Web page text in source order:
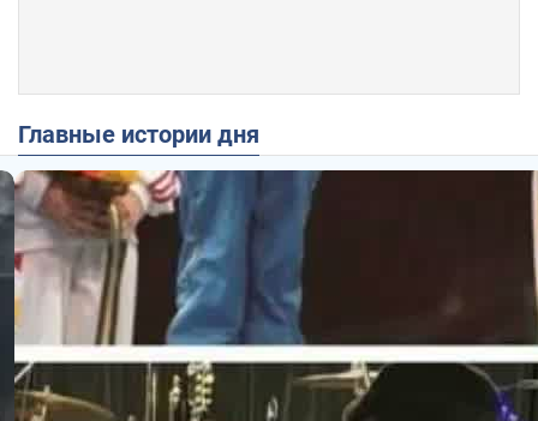
Главные истории дня